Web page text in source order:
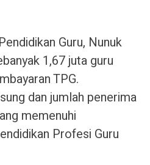
Guru, Nunuk
1,67 juta guru
TPG.
dan jumlah penerima
memenuhi
Profesi Guru